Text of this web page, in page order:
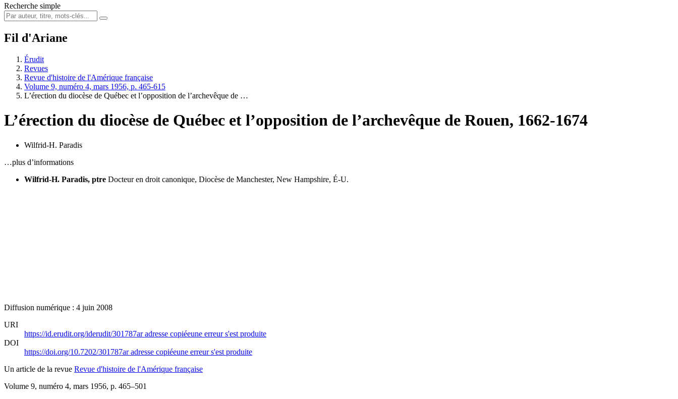
Recherche simple
Fil d'Ariane
Érudit
Revues
Revue d'histoire de l'Amérique française
Volume 9, numéro 4, mars 1956, p. 465-615
L’érection du diocèse de Québec et l’opposition de l’archevêque de …
L’érection du diocèse de Québec et l’opposition de l’archevêque de Rouen, 1662-1674
Wilfrid-H. Paradis
…plus d’informations
Wilfrid-H. Paradis, ptre Docteur en droit canonique, Diocèse de Manchester, New Hampshire, É-U.
Diffusion numérique : 4 juin 2008
URI
https://id.erudit.org/iderudit/301787aradresse copiéeune erreur s'est produite
DOI
https://doi.org/10.7202/301787aradresse copiéeune erreur s'est produite
Un article de la revue Revue d'histoire de l'Amérique française
Volume 9, numéro 4, mars 1956, p. 465–501